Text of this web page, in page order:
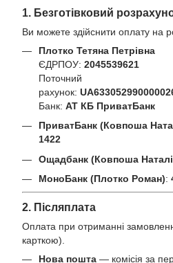
1. Безготівковий
Ви можете здійснити оплату на
Плотко Тетяна Петрівна
ЄДРПОУ: 2045539621
Поточний
рахунок:
Банк: АТ КБ ПриватБанк
ПриватБанк (Ковпоша
1422
Ощадбанк (Ковпоша
МоноБанк (Плотко Роман):
2. Післяплата
Оплата при отриманні
карткою).
Нова пошта — комісія за